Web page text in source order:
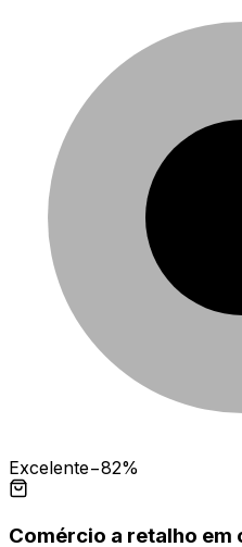
Excelente−82%
Comércio a retalho em